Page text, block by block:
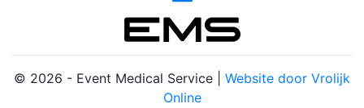
© 2026 - Event Medical Service | Website door Vrolijk
Online